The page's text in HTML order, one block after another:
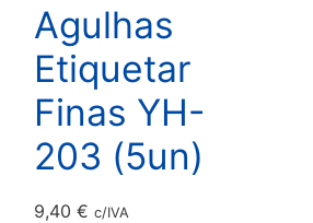
Agulhas
Etiquetar
Finas YH-
203 (5un)
9,40 € c/IVA